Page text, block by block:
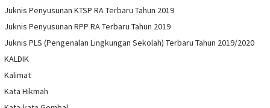
Juknis Penyusunan KTSP RA Terbaru Tahun 2019
Juknis Penyusunan RPP RA Terbaru Tahun 2019
Juknis PLS (Pengenalan Lingkungan Sekolah) Terbaru Tahun 2019/2020
KALDIK
Kalimat
Kata Hikmah